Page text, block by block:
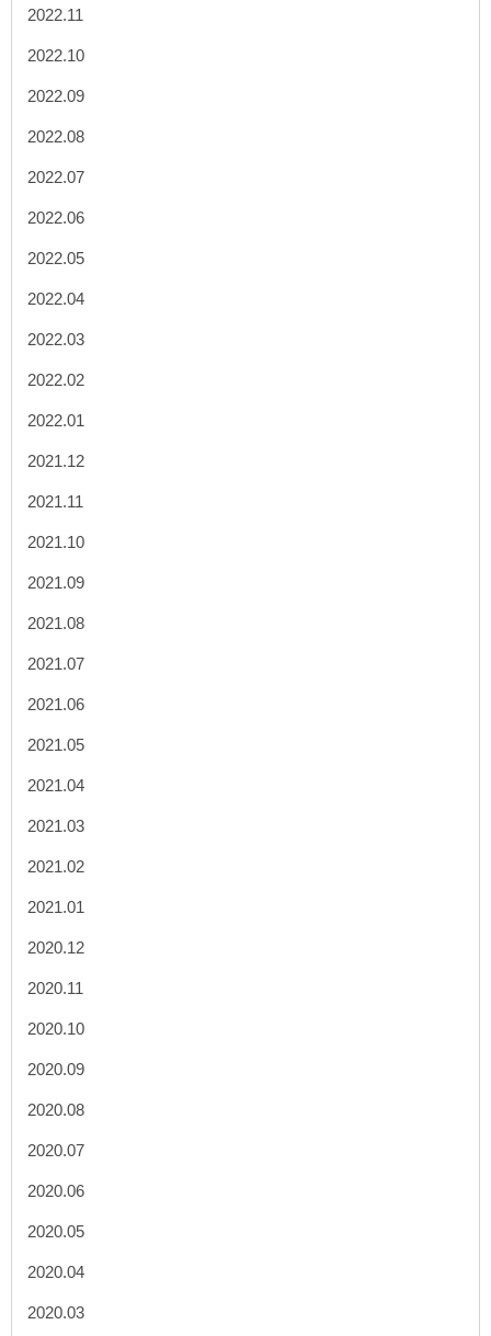
2022.11
2022.10
2022.09
2022.08
2022.07
2022.06
2022.05
2022.04
2022.03
2022.02
2022.01
2021.12
2021.11
2021.10
2021.09
2021.08
2021.07
2021.06
2021.05
2021.04
2021.03
2021.02
2021.01
2020.12
2020.11
2020.10
2020.09
2020.08
2020.07
2020.06
2020.05
2020.04
2020.03